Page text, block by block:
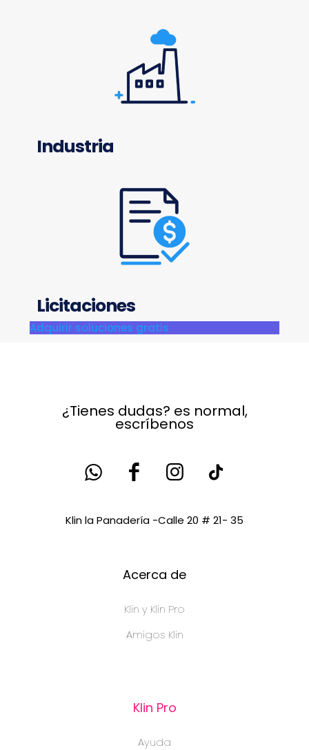
Industria
Licitaciones
Adquirir soluciones gratis
¿Tienes dudas? es normal,
escríbenos
Klin la Panadería -Calle 20 # 21- 35
Acerca de
Klin y Klin Pro
Amigos Klin
Klin Pro
Ayuda